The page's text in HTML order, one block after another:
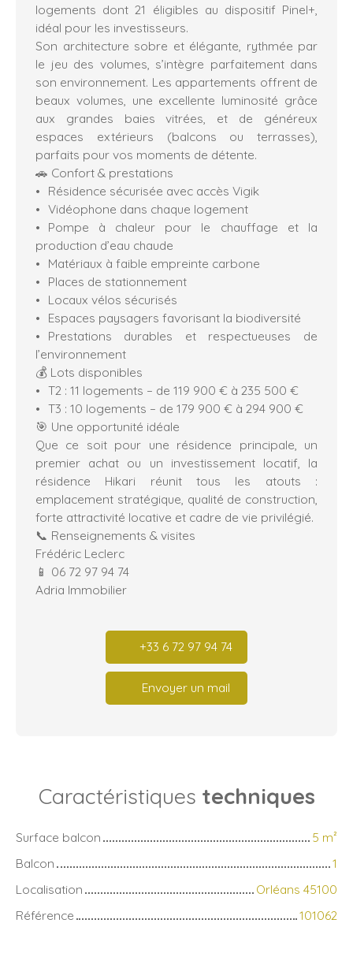
logements dont 21 éligibles au dispositif Pinel+,
idéal pour les investisseurs.
Son architecture sobre et élégante, rythmée par
le jeu des volumes, s’intègre parfaitement dans
son environnement. Les appartements offrent de
beaux volumes, une excellente luminosité grâce
aux grandes baies vitrées, et de généreux
espaces extérieurs (balcons ou terrasses),
parfaits pour vos moments de détente.
🚗 Confort & prestations
Résidence sécurisée avec accès Vigik
Vidéophone dans chaque logement
Pompe à chaleur pour le chauffage et la
production d’eau chaude
Matériaux à faible empreinte carbone
Places de stationnement
Locaux vélos sécurisés
Espaces paysagers favorisant la biodiversité
Prestations durables et respectueuses de
l’environnement
💰 Lots disponibles
T2 : 11 logements – de 119 900 € à 235 500 €
T3 : 10 logements – de 179 900 € à 294 900 €
🎯 Une opportunité idéale
Que ce soit pour une résidence principale, un
premier achat ou un investissement locatif, la
résidence Hikari réunit tous les atouts :
emplacement stratégique, qualité de construction,
forte attractivité locative et cadre de vie privilégié.
📞 Renseignements & visites
Frédéric Leclerc
📱 06 72 97 94 74
Adria Immobilier
+33 6 72 97 94 74
Envoyer un mail
Caractéristiques techniques
Surface balcon 5 m²
Balcon
1
Localisation
Orléans 45100
Référence
101062